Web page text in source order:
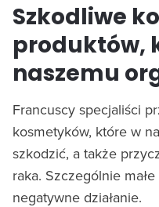
Szkodliwe
produktów,
naszemu
Francuscy specjaliści
kosmetyków, które w
szkodzić, a także
raka. Szczególnie
negatywne działanie.